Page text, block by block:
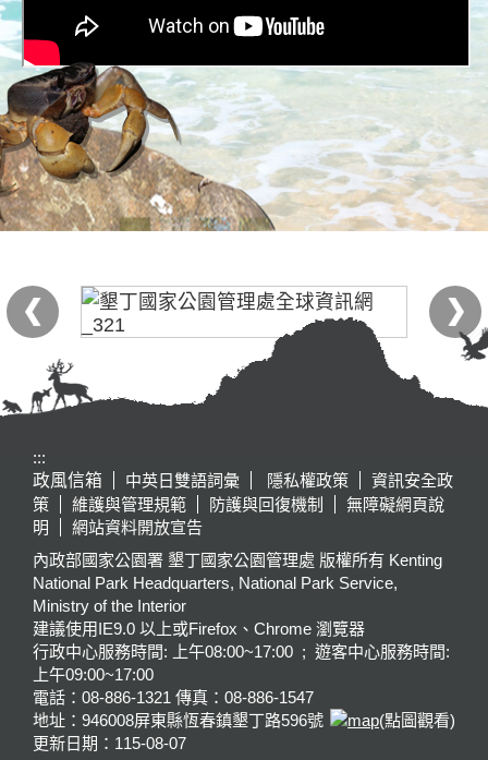
:::
政風信箱
中英日雙語詞彙 隱私權政策
資訊安全政
策
維護與管理規範 防護與回復機制
無障礙網頁說
明
網站資料開放宣告
內政部國家公園署 墾丁國家公園管理處 版權所有 Kenting
National Park Headquarters, National Park Service,
Ministry of the Interior
建議使用IE9.0 以上或Firefox、Chrome 瀏覽器
行政中心服務時間: 上午08:00~17:00 ; 遊客中心服務時間:
上午09:00~17:00
電話：08-886-1321 傳真：08-886-1547
地址：946008屏東縣恆春鎮墾丁路596號
(點圖觀看)
更新日期： 115-08-07